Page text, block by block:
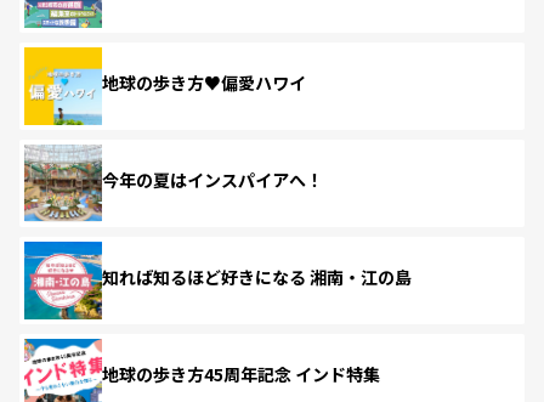
地球の歩き方♥偏愛ハワイ
今年の夏はインスパイアへ！
知れば知るほど好きになる 湘南・江の島
地球の歩き方45周年記念 インド特集